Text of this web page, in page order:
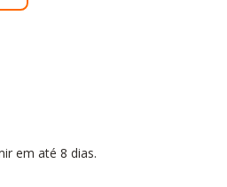
em até 8 dias.